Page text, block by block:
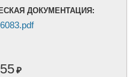
ДОКУМЕНТАЦИЯ:
₽